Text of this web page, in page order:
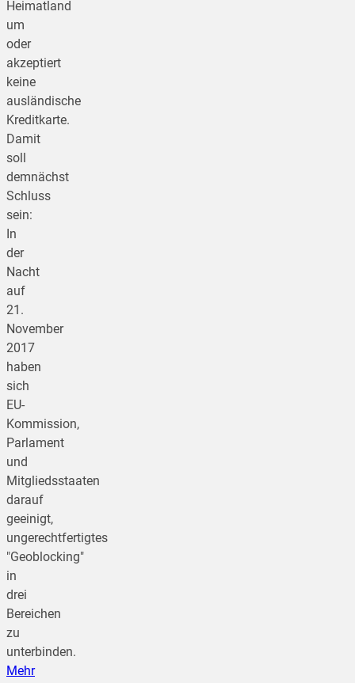
Heimatland
um
oder
akzeptiert
keine
ausländische
Kreditkarte.
Damit
soll
demnächst
Schluss
sein:
In
der
Nacht
auf
21.
November
2017
haben
sich
EU-
Kommission,
Parlament
und
Mitgliedsstaaten
darauf
geeinigt,
ungerechtfertigtes
"Geoblocking"
in
drei
Bereichen
zu
unterbinden.
Mehr